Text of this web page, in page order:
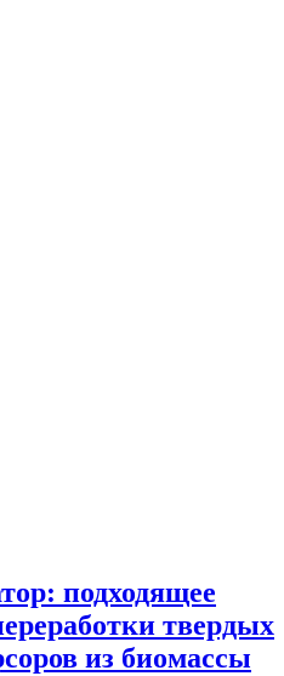
подходящее
твердых
из биомассы